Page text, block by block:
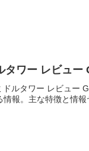
タワー レビュ
ルタワー レビュー
報。主な特徴と情報